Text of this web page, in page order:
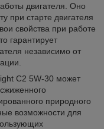
двигателя. Оно
при старте двигателя
свойства при работе
гарантирует
независимо от
C2 5W-30 может
природного
возможности для